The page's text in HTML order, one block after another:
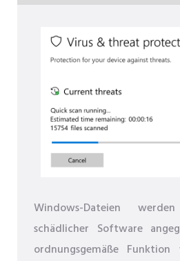
Windows-Dateien
schädlicher Software
ordnungsgemäße